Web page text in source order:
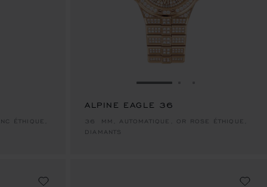
1
ÉTHIQUE,
ALLER À LA
ALPINE EAGLE 36
36 MM, AUTOMATIQUE, OR ROSE ÉTHIQUE,
DIAMANTS